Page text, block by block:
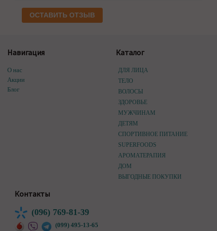
ОСТАВИТЬ ОТЗЫВ
Навигация
О нас
Акции
Блог
Каталог
ДЛЯ ЛИЦА
ТЕЛО
ВОЛОСЫ
ЗДОРОВЬЕ
МУЖЧИНАМ
ДЕТЯМ
СПОРТИВНОЕ ПИТАНИЕ
SUPERFOODS
АРОМАТЕРАПИЯ
ДОМ
ВЫГОДНЫЕ ПОКУПКИ
Контакты
(096) 769-81-39
(099) 495-13-65